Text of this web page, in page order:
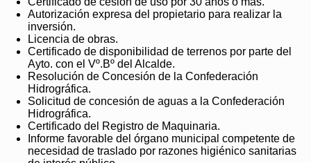
Autorización expresa del propietario para realizar la
inversión.
Licencia de obras.
Certificado de disponibilidad de terrenos por parte del
Ayto. con el Vº.Bº del Alcalde.
Resolución de Concesión de la Confederación
Hidrográfica.
Solicitud de concesión de aguas a la Confederación
Hidrográfica.
Certificado del Registro de Maquinaria.
Informe favorable del órgano municipal competente de
necesidad de traslado por razones higiénico sanitarias